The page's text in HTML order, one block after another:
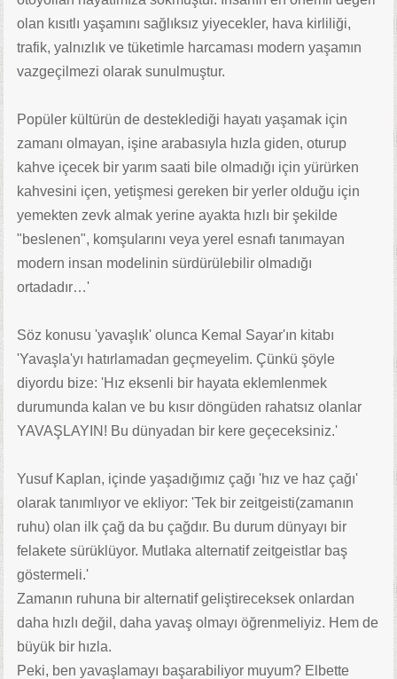
olan kısıtlı yaşamını sağlıksız yiyecekler, hava kirliliği,
trafik, yalnızlık ve tüketimle harcaması modern yaşamın
vazgeçilmezi olarak sunulmuştur.
Popüler kültürün de desteklediği hayatı yaşamak için
zamanı olmayan, işine arabasıyla hızla giden, oturup
kahve içecek bir yarım saati bile olmadığı için yürürken
kahvesini içen, yetişmesi gereken bir yerler olduğu için
yemekten zevk almak yerine ayakta hızlı bir şekilde
"beslenen", komşularını veya yerel esnafı tanımayan
modern insan modelinin sürdürülebilir olmadığı
ortadadır…'
Söz konusu 'yavaşlık' olunca Kemal Sayar'ın kitabı
'Yavaşla'yı hatırlamadan geçmeyelim. Çünkü şöyle
diyordu bize: 'Hız eksenli bir hayata eklemlenmek
durumunda kalan ve bu kısır döngüden rahatsız olanlar
YAVAŞLAYIN! Bu dünyadan bir kere geçeceksiniz.'
Yusuf Kaplan, içinde yaşadığımız çağı 'hız ve haz çağı'
olarak tanımlıyor ve ekliyor: 'Tek bir zeitgeisti(zamanın
ruhu) olan ilk çağ da bu çağdır. Bu durum dünyayı bir
felakete sürüklüyor. Mutlaka alternatif zeitgeistlar baş
göstermeli.'
Zamanın ruhuna bir alternatif geliştireceksek onlardan
daha hızlı değil, daha yavaş olmayı öğrenmeliyiz. Hem de
büyük bir hızla.
Peki, ben yavaşlamayı başarabiliyor muyum? Elbette